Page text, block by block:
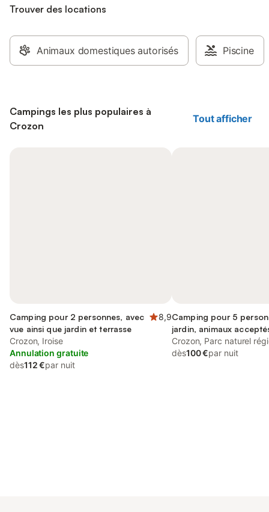
Trouver des locations
Animaux domestiques autorisés Piscine
Campings les plus populaires à
Crozon
Tout afficher
Camping pour 2 personnes, avec
vue ainsi que jardin et terrasse
8,9
Crozon, Iroise
Annulation gratuite
dès112 €par nuit
Camping pour 5
jardin, animaux
Crozon, Parc naturel
dès100 €par nuit